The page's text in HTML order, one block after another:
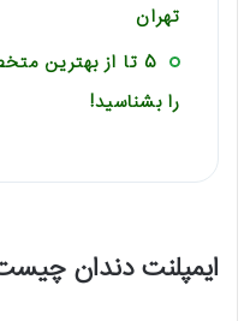
تهران
5 تا از بهترین
را بشناسید!
ایمپلنت دندان